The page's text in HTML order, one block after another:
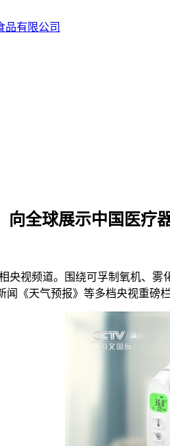
向全球展示中国医疗
视频道。围绕可孚制氧机、雾
闻《天气预报》等多档央视重磅